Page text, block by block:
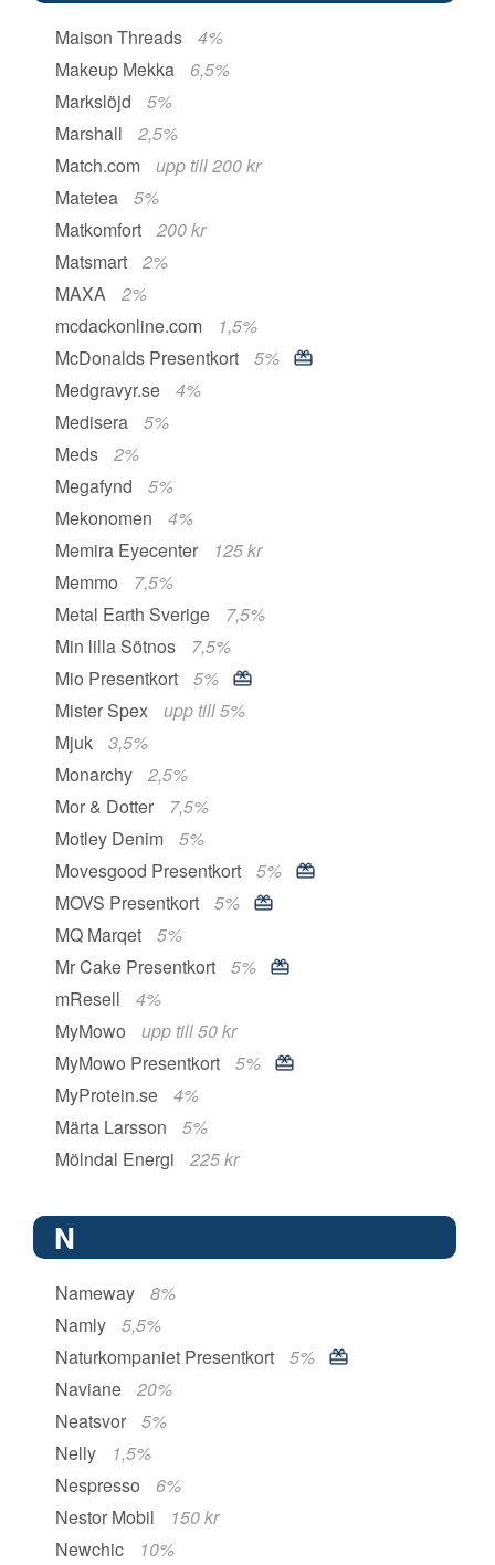
Maison Threads
4%
Makeup Mekka
6,5%
Markslöjd
5%
Marshall
2,5%
Match.com
upp till 200 kr
Matetea
5%
Matkomfort
200 kr
Matsmart
2%
MAXA
2%
mcdackonline.com
1,5%
McDonalds Presentkort
5%
Medgravyr.se
4%
Medisera
5%
Meds
2%
Megafynd
5%
Mekonomen
4%
Memira Eyecenter
125 kr
Memmo
7,5%
Metal Earth Sverige
7,5%
Min lilla Sötnos
7,5%
Mio Presentkort
5%
Mister Spex
upp till 5%
Mjuk
3,5%
Monarchy
2,5%
Mor & Dotter
7,5%
Motley Denim
5%
Movesgood Presentkort
5%
MOVS Presentkort
5%
MQ Marqet
5%
Mr Cake Presentkort
5%
mResell
4%
MyMowo
upp till 50 kr
MyMowo Presentkort
5%
MyProtein.se
4%
Märta Larsson
5%
Mölndal Energi
225 kr
N
Nameway
8%
Namly
5,5%
Naturkompaniet Presentkort
5%
Naviane
20%
Neatsvor
5%
Nelly
1,5%
Nespresso
6%
Nestor Mobil
150 kr
Newchic
10%